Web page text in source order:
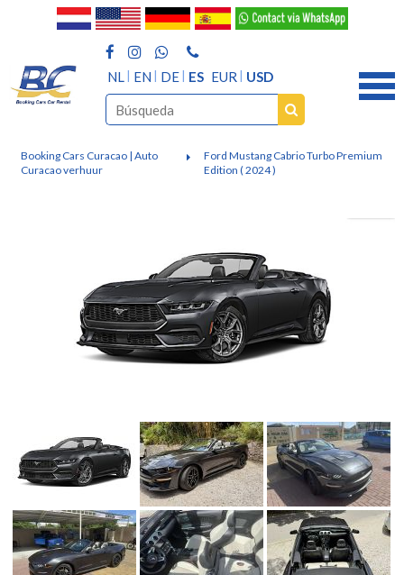
NL EN DE ES EUR USD
Booking Cars Curacao | Auto
Curacao verhuur
Ford Mustang Cabrio Turbo Premium
Edition ( 2024 )